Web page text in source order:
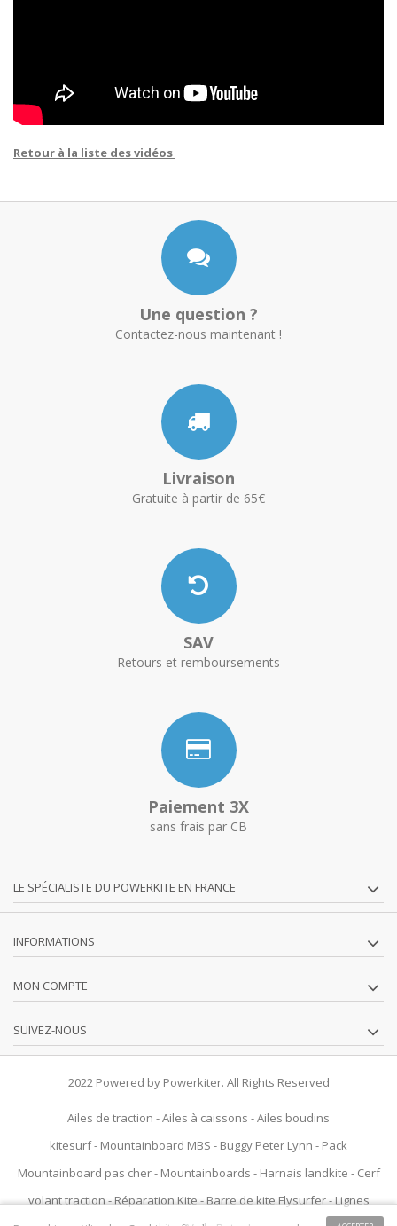
Retour à la liste des vidéos
Une question ?
Contactez-nous maintenant !
Livraison
Gratuite à partir de 65€
SAV
Retours et remboursements
Paiement 3X
sans frais par CB
LE SPÉCIALISTE DU POWERKITE EN FRANCE
INFORMATIONS
MON COMPTE
SUIVEZ-NOUS
2022 Powered by Powerkiter. All Rights Reserved
Ailes de traction -Ailes à caissons -Ailes boudins
kitesurf- Mountainboard MBS - Buggy Peter Lynn - Pack
Mountainboard pas cher- Mountainboards - Harnais landkite - Cerf
volant traction-Réparation Kite-Barre de kite Flysurfer-Lignes